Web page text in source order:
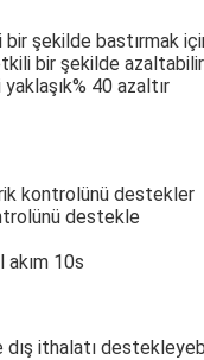
şekilde bastırmak
bir şekilde azaltabilir
40 azaltır
kontrolünü destekler
destekle
akım 10s
ithalatı